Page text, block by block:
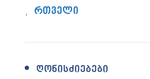
, რთველი
ᲦᲝᲜᲘᲡᲫᲘᲔᲑᲔᲑᲘ